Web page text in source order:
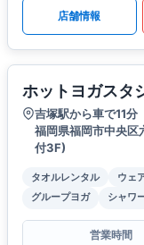
店舗情報
ホットヨガスタ
吉塚駅から車で11分
福岡県福岡市中央
付3F)
タオルレンタル ウェ
グループヨガ
シャワ
営業時間